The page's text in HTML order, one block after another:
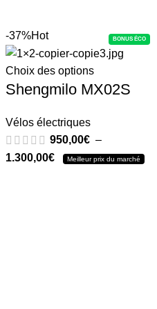
-37%Hot BONUS ÉCO
Choix des options
Shengmilo MX02S
Vélos électriques
950,00€ –
1.300,00€ Meilleur prix du marché